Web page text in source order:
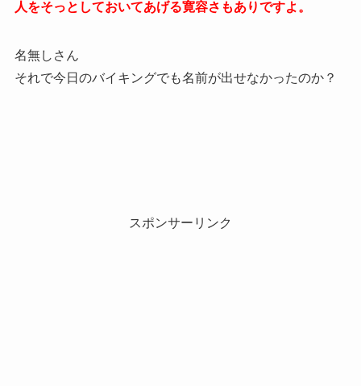
人をそっとしておいてあげる寛容さもありですよ。
名無しさん
それで今日のバイキングでも名前が出せなかったのか？
スポンサーリンク